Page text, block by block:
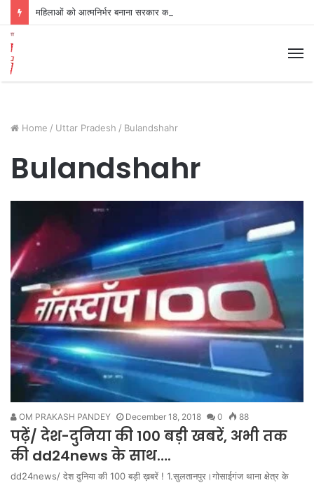
महिलाओं को आत्मनिर्भर बनाना सरकार का उद्देश्य श्रीराम
Home / Uttar Pradesh / Bulandshahr
Bulandshahr
OM PRAKASH PANDEY December 18, 2018 0 88
पढ़ें/ देश-दुनिया की 100 बड़ी खबरें, अभी तक
की dd24news के साथ….
dd24news/ देश दुनिया की 100 बड़ी ख़बरें ! 1.सुलतानपुर।गोसाईगंज थाना क्षेत्र के